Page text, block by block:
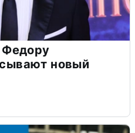
Федору
новый